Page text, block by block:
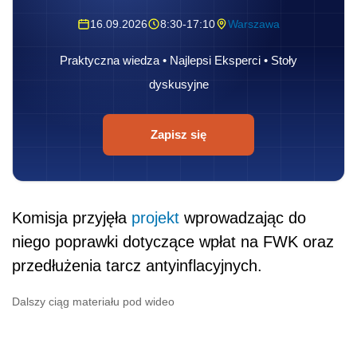
16.09.2026 8:30-17:10 Warszawa
Praktyczna wiedza • Najlepsi Eksperci • Stoły
dyskusyjne
Zapisz się
Komisja przyjęła projekt wprowadzając do
niego poprawki dotyczące wpłat na FWK oraz
przedłużenia tarcz antyinflacyjnych.
Dalszy ciąg materiału pod wideo